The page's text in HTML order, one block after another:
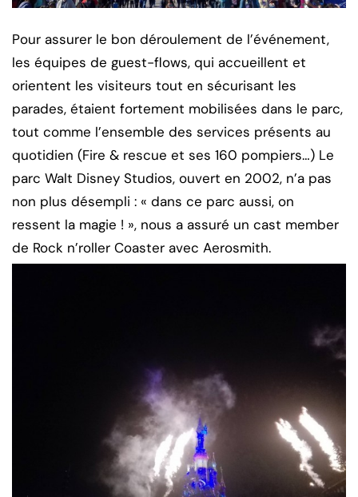
Pour assurer le bon déroulement de l’événement,
les équipes de guest-flows, qui accueillent et
orientent les visiteurs tout en sécurisant les
parades, étaient fortement mobilisées dans le parc,
tout comme l’ensemble des services présents au
quotidien (Fire & rescue et ses 160 pompiers…) Le
parc Walt Disney Studios, ouvert en 2002, n’a pas
non plus désempli : « dans ce parc aussi, on
ressent la magie ! », nous a assuré un cast member
de Rock n’roller Coaster avec Aerosmith.